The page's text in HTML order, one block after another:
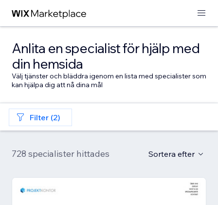
Anlita en specialist för hjälp med
din hemsida
Välj tjänster och bläddra igenom en lista med specialister som
kan hjälpa dig att nå dina mål
Filter (2)
728 specialister hittades Sortera efter